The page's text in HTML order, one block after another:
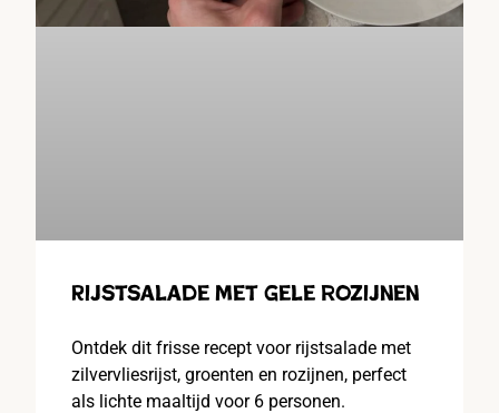
Rijstsalade met gele rozijnen
Ontdek dit frisse recept voor rijstsalade met
zilvervliesrijst, groenten en rozijnen, perfect
als lichte maaltijd voor 6 personen.